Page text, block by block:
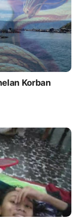
Korban